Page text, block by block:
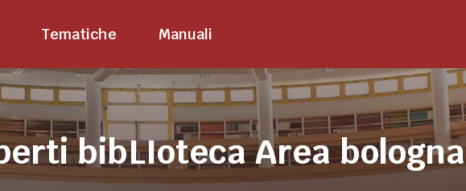
Tematiche Manuali
bibLIoteca Area bologna